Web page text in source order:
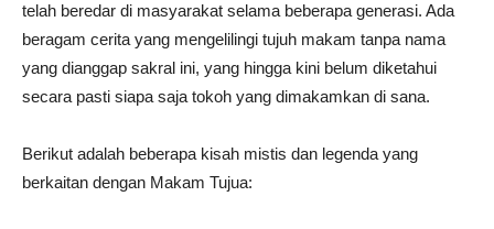
telah beredar di masyarakat selama beberapa generasi. Ada
beragam cerita yang mengelilingi tujuh makam tanpa nama
yang dianggap sakral ini, yang hingga kini belum diketahui
secara pasti siapa saja tokoh yang dimakamkan di sana.
Berikut adalah beberapa kisah mistis dan legenda yang
berkaitan dengan Makam Tujua: